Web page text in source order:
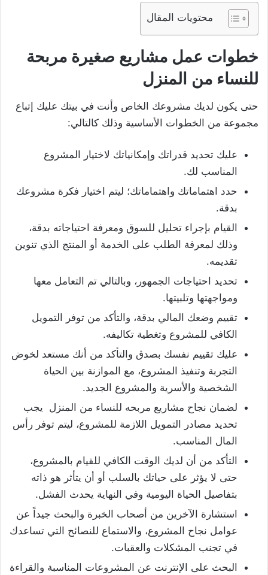
محتويات المقال
خطوات عمل مشاريع صغيرة مربحة
للنساء من المنزل
حتى يكون لديك مشروعك الخاص وأنت في بيتك عليك إتباع
مجموعة من الخطوات الأساسية وذلك كالتالي:
عليك تحديد قدراتك وإمكانياتك لاختيار المشروع
المناسب لك.
حدد اهتماماتك واهتماماتك؛ ليتم اختيار فكرة مشروعك
بدقة.
القيام بإجراء تحليل للسوق ومعرفة احتياجاته بدقة،
وذلك لمعرفة الطلب على الخدمة أو المنتج الذي تنوين
تقديمه.
تحديد احتياجات الجمهور، وبالتالي تم التعامل معها
ومواجهتها وتلبيتها.
تقييم وضعك المالي بدقة، والتأكد من توفر التمويل
الكافي للمشروع وتغطية تكاليفه.
عليك تقييم نفسك بصدق والتأكد من أنك مستعد لخوض
التجربة وتنفيذ المشروع، مع الموازنة بين الحياة
الشخصية والأسرية والمشروع الجديد.
لضمان نجاح مشاريع مربحه للنساء من المنزل يجب
تحديد مصادر التمويل اللازمة للمشروع، ليتم توفر رأس
المال المناسب.
التأكد من أن لديك الوقت الكافي للقيام بالمشروع،
حتى لا يؤثر على حياتك بالسلب أو أن يتأثر هو ذاته
بتفاصيل الحياة اليومية وفي النهاية يحدث الفشل.
استشارة الآخرين من أصحاب الخبرة والبحث جيداً عن
عوامل نجاح المشروع، والاستماع للنصائح التي تساعدك
في تجنب المشكلات والعقبات.
البحث على الإنترنت عن المشروعات المناسبة والقراءة